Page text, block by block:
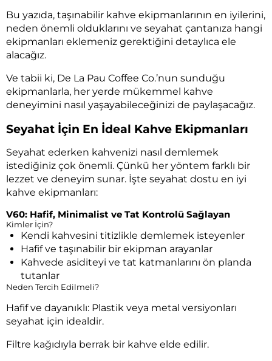
Bu yazıda, taşınabilir kahve ekipmanlarının en iyilerini,
neden önemli olduklarını ve seyahat çantanıza hangi
ekipmanları eklemeniz gerektiğini detaylıca ele
alacağız.
Ve tabii ki, De La Pau Coffee Co.’nun sunduğu
ekipmanlarla, her yerde mükemmel kahve
deneyimini nasıl yaşayabileceğinizi de paylaşacağız.
Seyahat İçin En İdeal Kahve Ekipmanları
Seyahat ederken kahvenizi nasıl demlemek
istediğiniz çok önemli. Çünkü her yöntem farklı bir
lezzet ve deneyim sunar. İşte seyahat dostu en iyi
kahve ekipmanları:
V60: Hafif, Minimalist ve Tat Kontrolü Sağlayan
Kimler İçin?
Kendi kahvesini titizlikle demlemek isteyenler
Hafif ve taşınabilir bir ekipman arayanlar
Kahvede asiditeyi ve tat katmanlarını ön planda
tutanlar
Neden Tercih Edilmeli?
Hafif ve dayanıklı: Plastik veya metal versiyonları
seyahat için idealdir.
Filtre kağıdıyla berrak bir kahve elde edilir.